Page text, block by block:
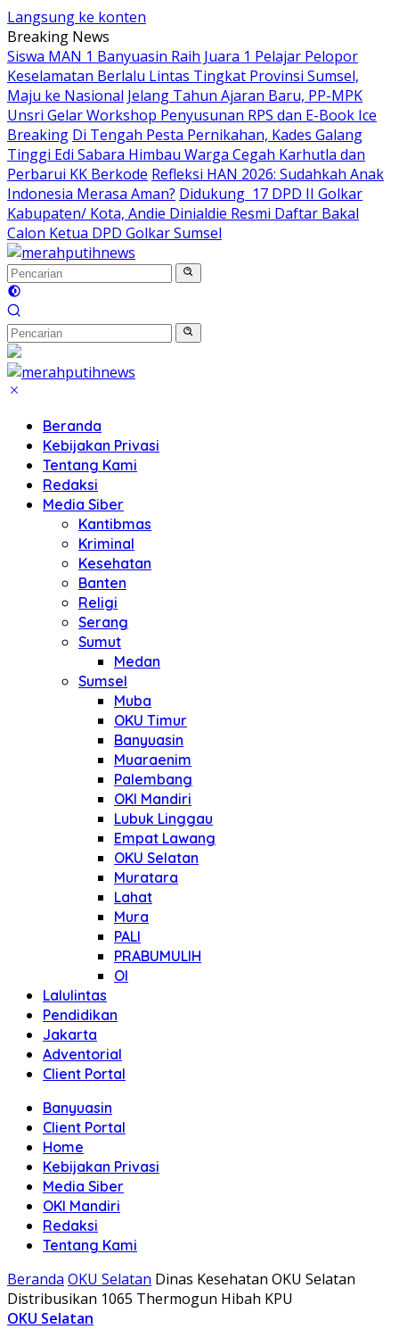
Langsung ke konten
Breaking News
Siswa MAN 1 Banyuasin Raih Juara 1 Pelajar Pelopor
Keselamatan Berlalu Lintas Tingkat Provinsi Sumsel,
Maju ke Nasional Jelang Tahun Ajaran Baru, PP-MPK
Unsri Gelar Workshop Penyusunan RPS dan E-Book Ice
Breaking Di Tengah Pesta Pernikahan, Kades Galang
Tinggi Edi Sabara Himbau Warga Cegah Karhutla dan
Perbarui KK Berkode Refleksi HAN 2026: Sudahkah Anak
Indonesia Merasa Aman? Didukung 17 DPD II Golkar
Kabupaten/ Kota, Andie Dinialdie Resmi Daftar Bakal
Calon Ketua DPD Golkar Sumsel
Beranda
Kebijakan Privasi
Tentang Kami
Redaksi
Media Siber
Kantibmas
Kriminal
Kesehatan
Banten
Religi
Serang
Sumut
Medan
Sumsel
Muba
OKU Timur
Banyuasin
Muaraenim
Palembang
OKI Mandiri
Lubuk Linggau
Empat Lawang
OKU Selatan
Muratara
Lahat
Mura
PALI
PRABUMULIH
OI
Lalulintas
Pendidikan
Jakarta
Adventorial
Client Portal
Banyuasin
Client Portal
Home
Kebijakan Privasi
Media Siber
OKI Mandiri
Redaksi
Tentang Kami
Beranda OKU Selatan Dinas Kesehatan OKU Selatan
Distribusikan 1065 Thermogun Hibah KPU
OKU Selatan